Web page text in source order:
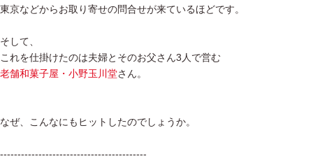
東京などからお取り寄せの問合せが来ているほどです。
そして、
これを仕掛けたのは夫婦とそのお父さん3人で営む
老舗和菓子屋・小野玉川堂さん。
なぜ、こんなにもヒットしたのでしょうか。
------------------------------------------